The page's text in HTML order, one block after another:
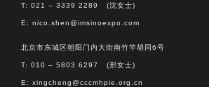
T: 021 – 3339 2289 (沈女士)
E: nico.shen@imsinoexpo.com
北京市东城区朝阳门内大街南竹竿胡同6号
T: 010 – 5803 6297 (邢女士)
E: xingcheng@cccmhpie.org.cn